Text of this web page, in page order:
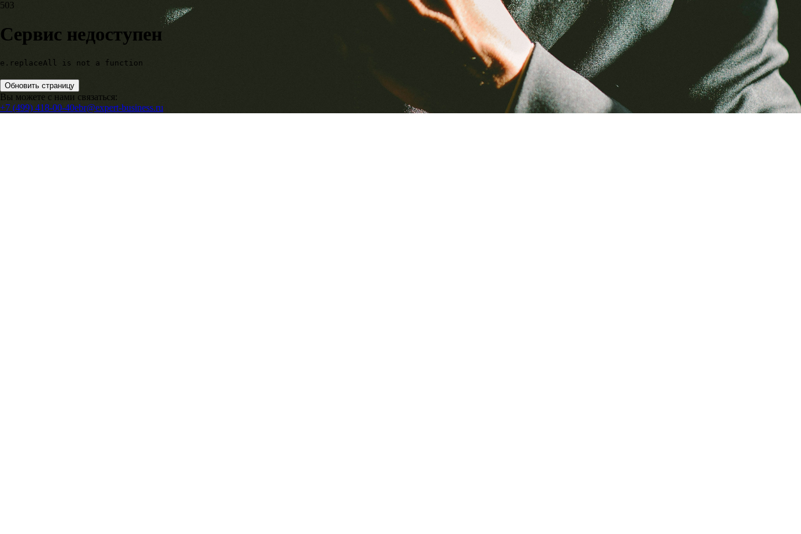
503
Сервис недоступен
e.replaceAll is not a function
Обновить страницу
Вы можете с нами связаться:
+7 (499) 418-00-40ebr@expert-business.ru